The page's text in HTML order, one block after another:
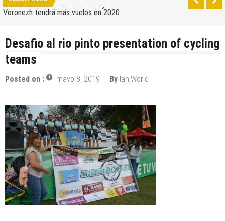
nueva terminal C1 de Sheremetyevo
Voronezh tendrá más vuelos en 2020
Saratov tiene su nuevo aeropuerto
Los 10 mejores skateparks en Moscú
nuevos destinos
Tour de Francia 2019: mucha montaña, homenaje a
Eddy Merckx y la ausencia de Chris Froome
Bulgaria y Turquía compiten por albergar la nueva
planta industrial de Volkswagen
¿Cuántas ciudades rusas pueden caber en el
territorio de Moscú al comparar su población?
Turkish Airlines se trasladó al nuevo aeropuerto de
Estambul
Aeroflot traslada sus vuelos internacionales a la
nueva terminal C1 de Sheremetyevo
Desafio al rio pinto presentation of cycling
teams
Posted on : mayo 8, 2019 By IaniWorld